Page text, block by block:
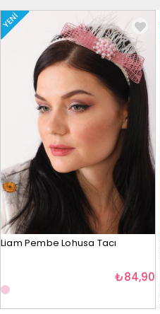
YENI
Liam Pembe Lohusa Tacı
₺84,90